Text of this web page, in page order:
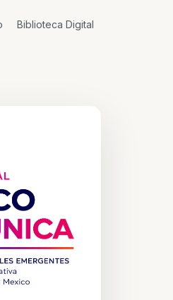
Biblioteca Digital